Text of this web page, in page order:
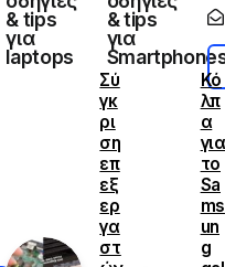
ΟΔΗΓΟΣ ΑΓΟΡΑΣ
του